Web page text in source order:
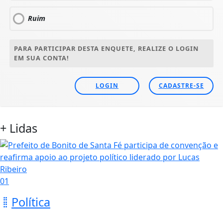
Ruim
PARA PARTICIPAR DESTA ENQUETE, REALIZE O LOGIN
EM SUA CONTA!
LOGIN CADASTRE-SE
+ Lidas
01
Política